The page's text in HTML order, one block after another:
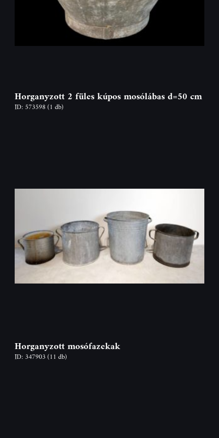
Horganyzott 2 füles kúpos mosólábas d=50 cm
ID: 573598(1 db)
Horganyzott mosófazekak
ID: 347903(11 db)